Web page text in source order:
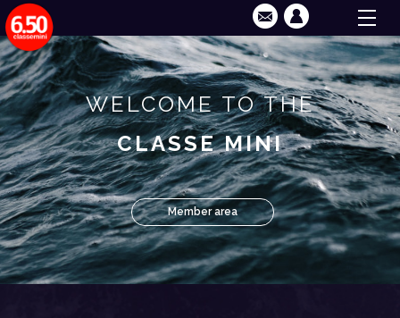
WELCOME TO THE
CLASSE MINI
Member area